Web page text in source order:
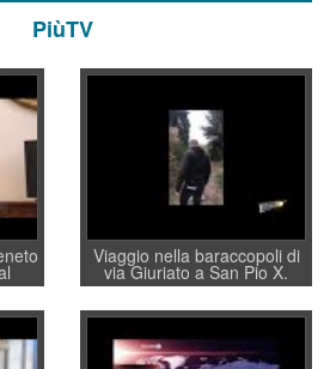
PiùTV
di
Viaggio nella baraccopoli di
via Giuriato a San Pio X.
Vicenza ai Vicentini: “faremo
un regalo di Natale ai
residenti”